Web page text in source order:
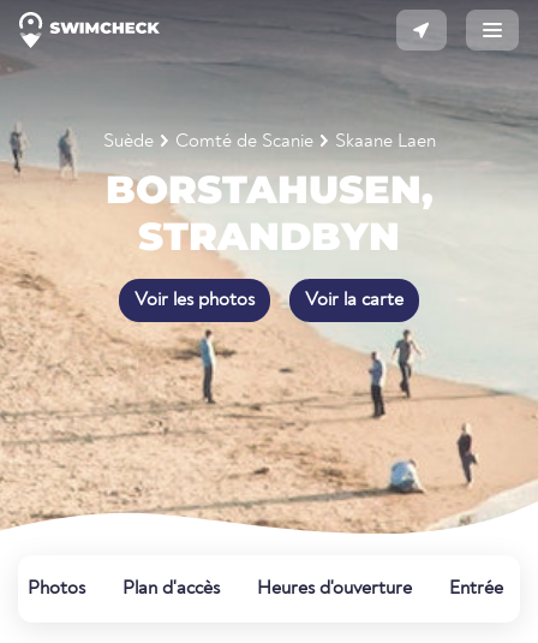
Suède Comté de Scanie Skaane Laen
BORSTAHUSEN,
STRANDBYN
Voir les photos Voir la carte
Photos Plan d'accès Heures d'ouverture Entrée